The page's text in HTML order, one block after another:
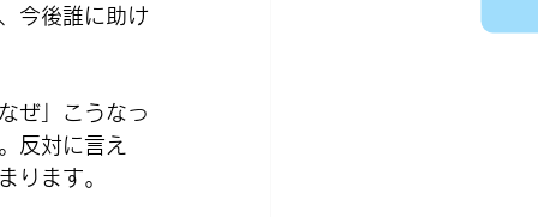
今後誰に助け
ぜ」こうなっ
反対に言え
ります。